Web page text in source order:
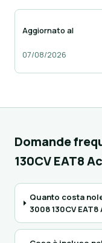
Aggiornato al
07/08/2026
Domande
130CV EAT8
Quanto costa
3008 130CV